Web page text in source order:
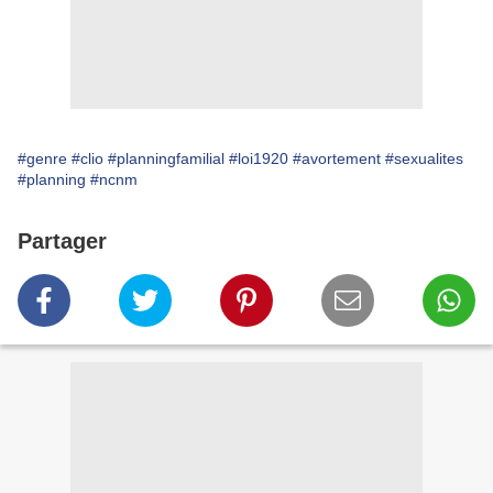
#genre #clio #planningfamilial #loi1920 #avortement #sexualites
#planning #ncnm
Partager